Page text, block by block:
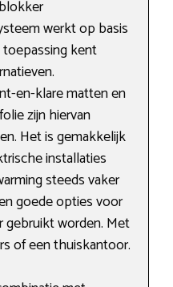
werkt op basis
kent
en-klare matten en
zijn hiervan
Het is gemakkelijk
installaties
steeds vaker
goede opties voor
gebruikt worden. Met
of een thuiskantoor.